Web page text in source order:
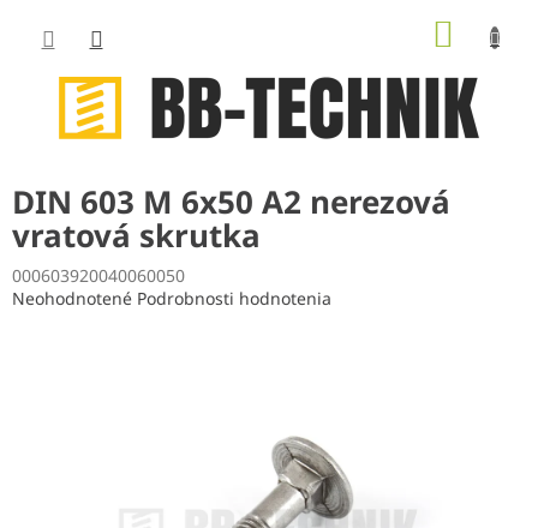
obsah
DIN 603 M 6x50 A2 nerezová
vratová skrutka
000603920040060050
Priemerné
Neohodnotené Podrobnosti hodnotenia